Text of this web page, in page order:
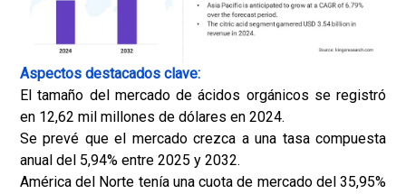
Aspectos destacados clave:
El tamaño del mercado de ácidos orgánicos se registró
en 12,62 mil millones de dólares en 2024.
Se prevé que el mercado crezca a una tasa compuesta
anual del 5,94% entre 2025 y 2032.
América del Norte tenía una cuota de mercado del 35,95%